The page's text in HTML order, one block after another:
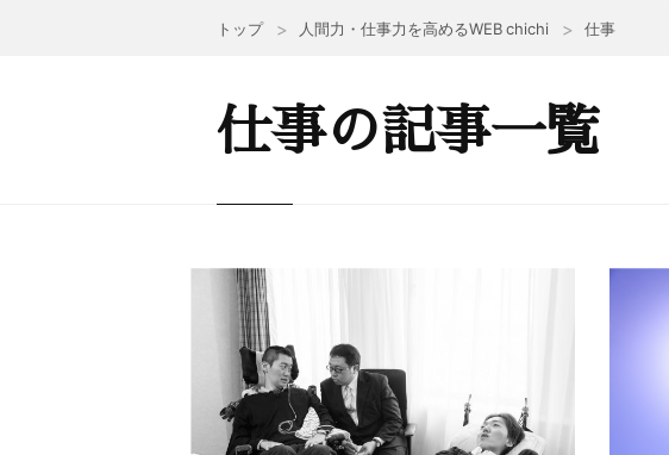
トップ 人間力・仕事力を高めるWEB chichi 仕事
仕事の記事一覧